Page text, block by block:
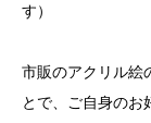
す）
市販のアクリル絵
とで、ご自身のお